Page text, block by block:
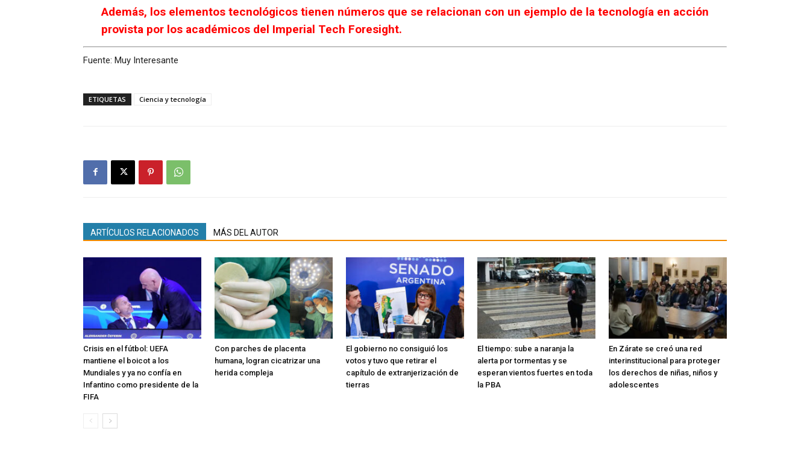
Además, los elementos tecnológicos tienen números que se relacionan con un ejemplo de la tecnología en acción
provista por los académicos del Imperial Tech Foresight.
Fuente: Muy Interesante
ETIQUETAS Ciencia y tecnología
ARTÍCULOS RELACIONADOS MÁS DEL AUTOR
Crisis en el fútbol: UEFA
mantiene el boicot a los
Mundiales y ya no confía en
Infantino como presidente de la
FIFA
Con parches de placenta
humana, logran cicatrizar una
herida compleja
El gobierno no consiguió los
votos y tuvo que retirar el
capítulo de extranjerización de
tierras
El tiempo: sube a naranja la
alerta por tormentas y se
esperan vientos fuertes en toda
la PBA
En Zárate se creó una red
interinstitucional para proteger
los derechos de niñas, niños y
adolescentes